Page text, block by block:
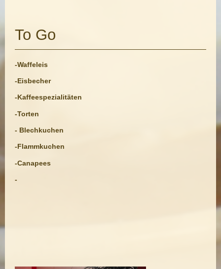
To Go
-Waffeleis
-Eisbecher
-Kaffeespezialitäten
-Torten
- Blechkuchen
-Flammkuchen
-Canapees
-